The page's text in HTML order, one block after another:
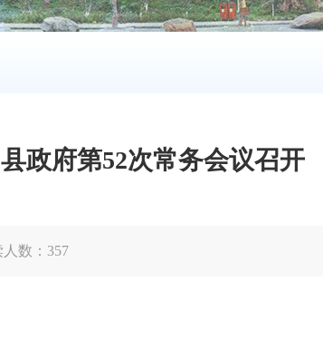
县政府第52次常务会议召开
数： 357